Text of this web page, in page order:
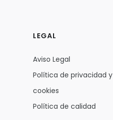
LEGAL
Aviso Legal
Política de privacidad y
cookies
Política de calidad